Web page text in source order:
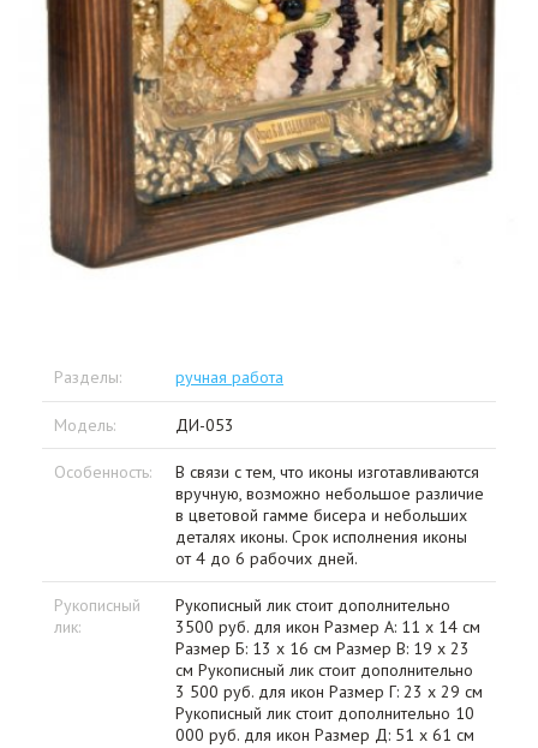
Разделы: ручная работа
Модель: ДИ-053
Особенность:
В связи с тем, что иконы изготавливаются
вручную, возможно небольшое различие
в цветовой гамме бисера и небольших
деталях иконы. Срок исполнения иконы
от 4 до 6 рабочих дней.
Рукописный
лик:
Рукописный лик стоит дополнительно
3500 руб. для икон Размер А: 11 х 14 см
Размер Б: 13 х 16 см Размер В: 19 х 23
см Рукописный лик стоит дополнительно
3 500 руб. для икон Размер Г: 23 х 29 см
Рукописный лик стоит дополнительно 10
000 руб. для икон Размер Д: 51 х 61 см